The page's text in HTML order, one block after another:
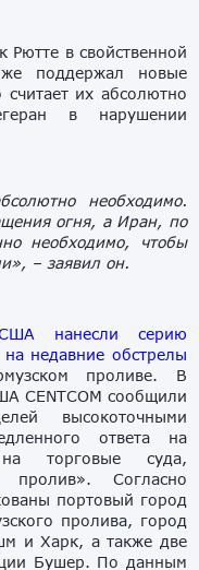
в свойственной
поддержал новые
их абсолютно
в нарушении
необходимо.
огня, а Иран, по
необходимо, чтобы
– заявил он.
нанесли серию
недавние обстрелы
проливе. В
CENTCOM сообщили
высокоточными
ответа на
торговые суда,
пролив». Согласно
портовый город
пролива, город
и Харк, а также две
Бушер. По данным